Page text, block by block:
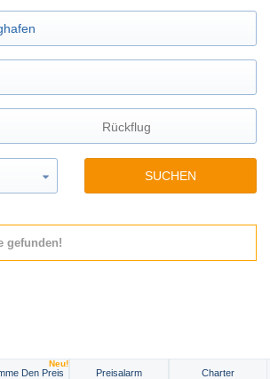
SUCHEN
gefunden!
Den Preis
Neu!
Preisalarm Charter